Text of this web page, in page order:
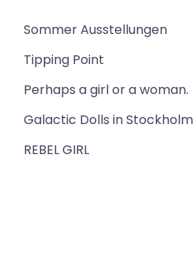
Sommer Ausstellungen
Tipping Point
Perhaps a girl or a woman.
Galactic Dolls in Stockholm
REBEL GIRL